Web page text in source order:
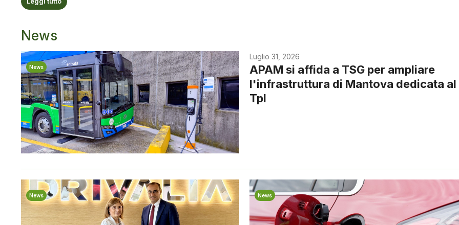
News
News
Luglio 31, 2026
APAM si affida a TSG per ampliare
l'infrastruttura di Mantova dedicata al
Tpl
News News